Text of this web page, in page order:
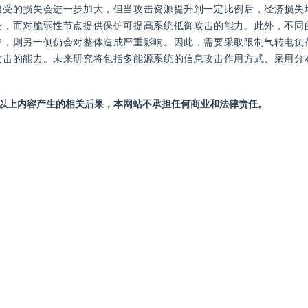
的损失会进一步加大，但当攻击资源提升到一定比例后，经济损失
而对脆弱性节点提供保护可提高系统抵御攻击的能力。此外，不同
则另一侧仍会对整体造成严重影响。因此，需要采取限制气转电负
的能力。未来研究将包括多能源系统的信息攻击作用方式、采用分
内容产生的相关后果，本网站不承担任何商业和法律责任。